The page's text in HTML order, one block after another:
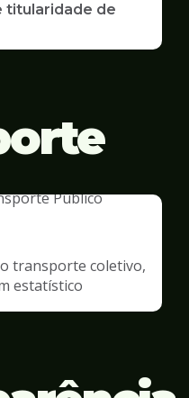
titularidade de
transporte coletivo,
estatístico